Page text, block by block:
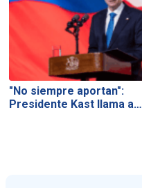
"No siempre aportan":
Presidente Kast llama a…